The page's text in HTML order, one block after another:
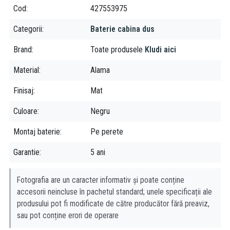
vizibile în exces, pentru un aspect ordonat.
Confort și ușurință în utilizare:Mâner plin ergonomic,
Sistem monocomandă,
Siguranță îmbunătățită:Cartuș ceramic cu limitator de apă
fierbinte, reducând riscul de arsuri.
optimizat pentru un consum eficient de apă fără compromis la
Sistem de închidere precis pentru
a preveni risipa de apă.
Design încastrat ce
facilitează curățarea, eliminând depunerile de calcar vizibile pe
bateriile clasice.
Cod 427553975
Categorii Baterie cabina dus
Brand Toate produsele Kludi aici
Material Alama
Finisaj Mat
Culoare Negru
Montaj baterie Pe perete
Garantie 5 ani
Fotografia are un caracter informativ și poate conține
accesorii neincluse în pachetul standard; unele specificații ale
produsului pot fi modificate de către producător fără preaviz,
sau pot conține erori de operare